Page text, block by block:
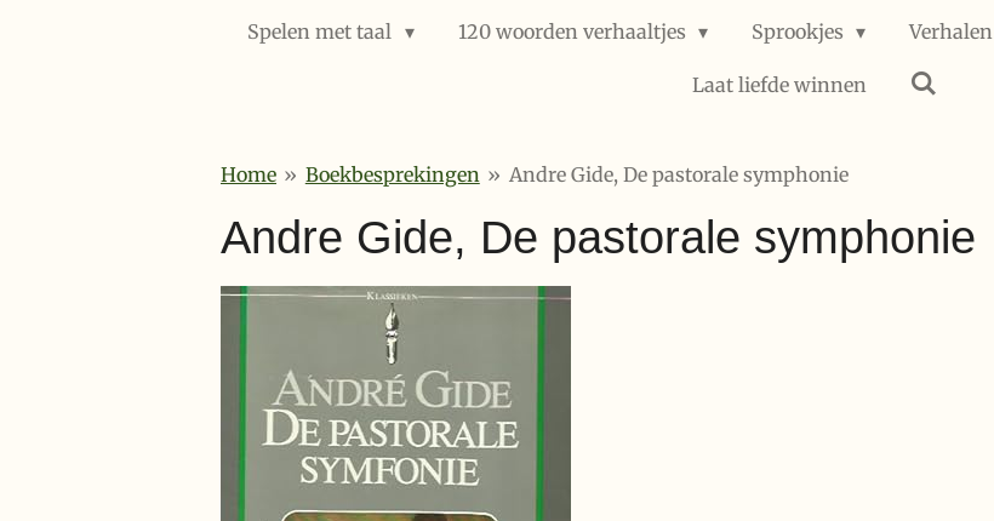
Spelen met taal 120 woorden verhaaltjes Sprookjes Verhalen
Laat liefde winnen
Home » Boekbesprekingen » Andre Gide, De pastorale symphonie
Andre Gide, De pastorale symphonie